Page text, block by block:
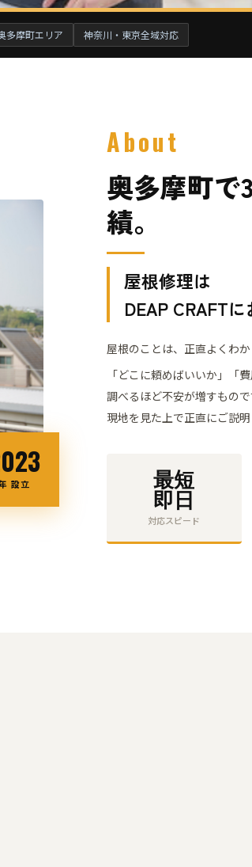
多摩町エリア 神奈川・東京全域対応
設立
About
奥多摩町で
績。
屋根修理は
DEAP CRAFT
屋根のことは、正直よくわ
「どこに頼めばいいか」
調べるほど不安が増すもの
現地を見た上で正直にご説
最短
即日
対応スピード